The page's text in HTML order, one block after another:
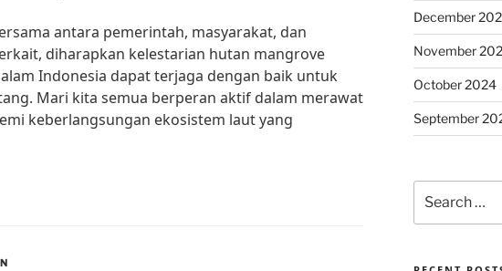
antara pemerintah, masyarakat, dan
diharapkan kelestarian hutan mangrove
Indonesia dapat terjaga dengan baik untuk
Mari kita semua berperan aktif dalam merawat
keberlangsungan ekosistem laut yang
December
November
October 2024
September
for: